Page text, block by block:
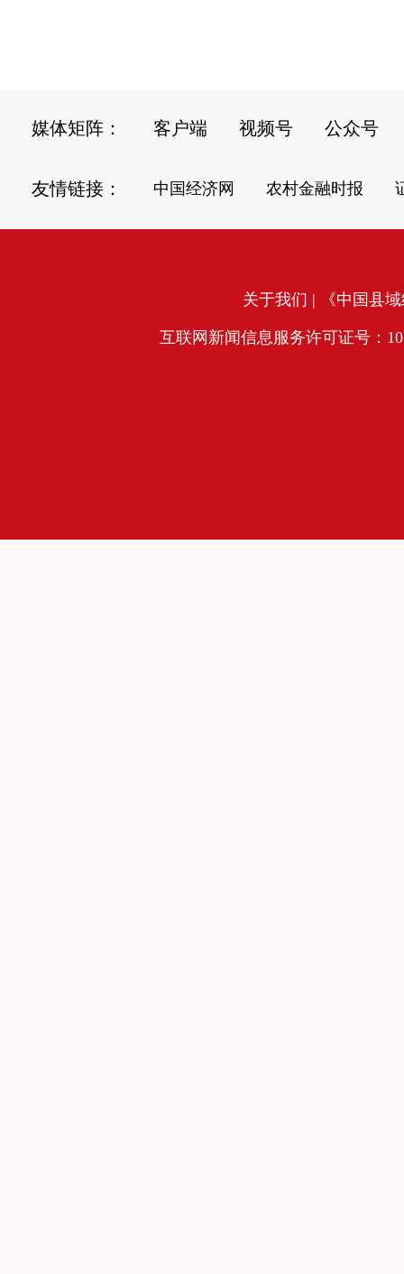
媒体矩阵： 客户端 视频号 公众号
友情链接： 中国经济网 农村金融时报
关于我们 | 《中国县
互联网新闻信息服务许可证号：